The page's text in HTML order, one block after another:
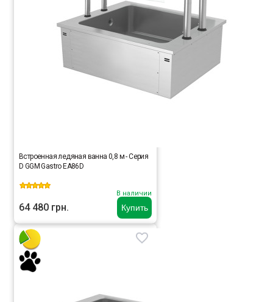
Купить
Встроенная ледяная ванна 0,8 м - Серия
D GGM Gastro EA86D
В наличии
64 480 грн.